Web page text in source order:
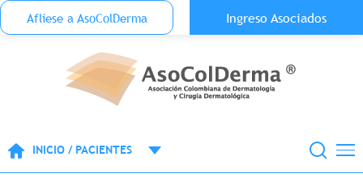
Pasar al contenido principal
Menu Top Anónimo
Aflíese a AsoColDerma Ingreso Asociados
INICIO / PACIENTES